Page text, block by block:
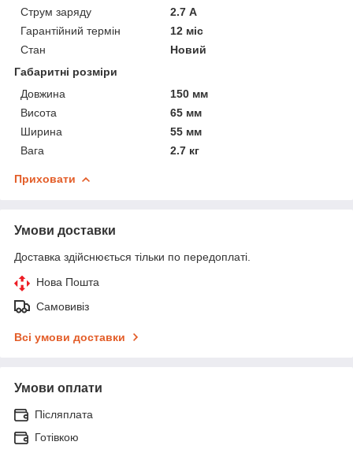
Струм заряду
2.7 А
Гарантійний термін
12 міс
Стан
Новий
Габаритні розміри
Довжина
150 мм
Висота
65 мм
Ширина
55 мм
Вага
2.7 кг
Приховати
Умови доставки
Доставка здійснюється тільки по передоплаті.
Нова Пошта
Самовивіз
Всі умови доставки
Умови оплати
Післяплата
Готівкою